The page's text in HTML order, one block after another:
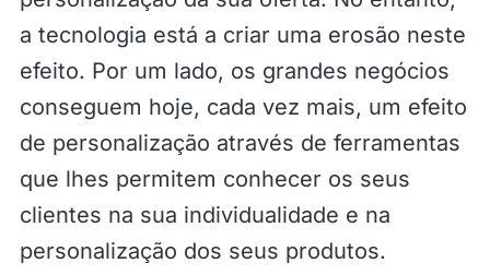
a tecnologia está a criar uma erosão neste
efeito. Por um lado, os grandes negócios
conseguem hoje, cada vez mais, um efeito
de personalização através de ferramentas
que lhes permitem conhecer os seus
clientes na sua individualidade e na
personalização dos seus produtos.